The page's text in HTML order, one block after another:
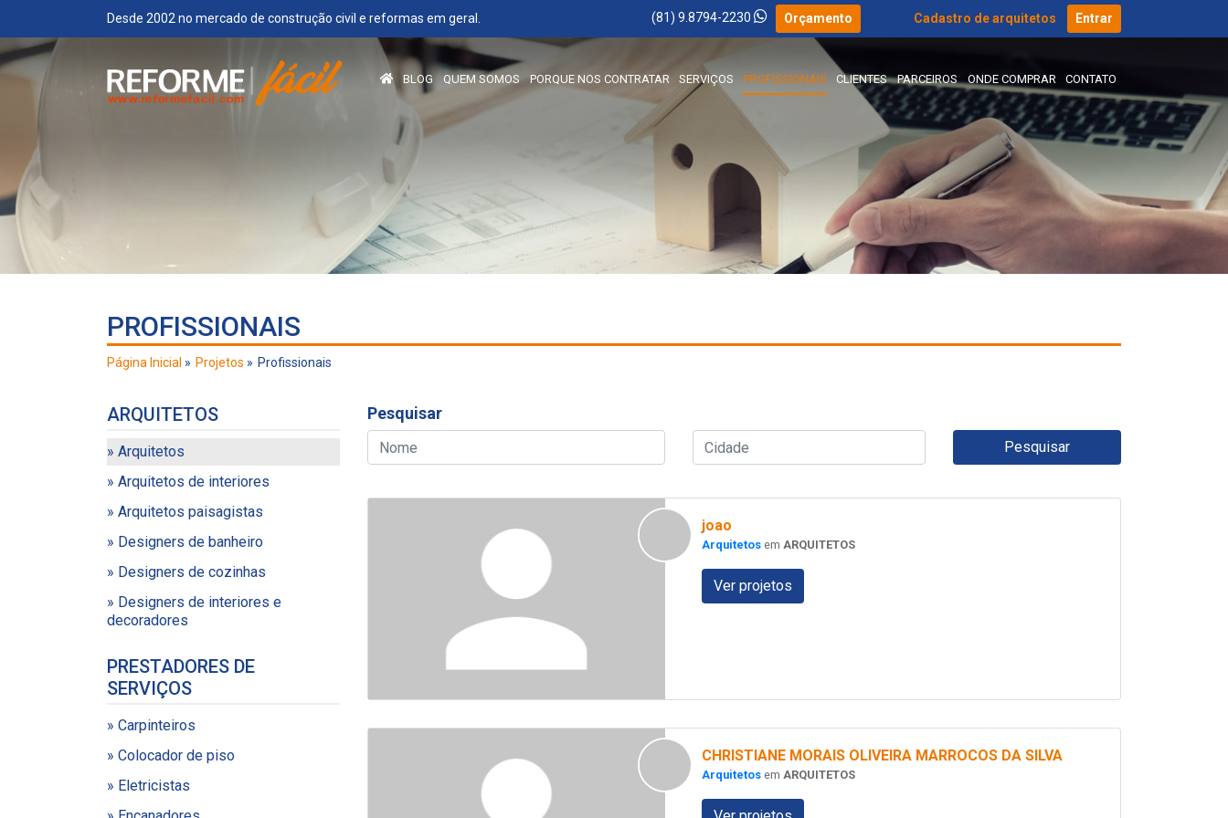
Desde 2002 no mercado de construção civil e reformas em geral. (81) 9.8794-2230 Orçamento Cadastro de arquitetos Entrar
BLOG QUEM SOMOS PORQUE NOS CONTRATAR SERVIÇOS PROFISSIONAIS CLIENTES PARCEIROS ONDE COMPRAR CONTATO
PROFISSIONAIS
Página Inicial Projetos Profissionais
ARQUITETOS
» Arquitetos
» Arquitetos de interiores
» Arquitetos paisagistas
» Designers de banheiro
» Designers de cozinhas
» Designers de interiores e
decoradores
PRESTADORES DE
SERVIÇOS
» Carpinteiros
» Colocador de piso
» Eletricistas
Pesquisar
Pesquisar
joao
Arquitetos emARQUITETOS
Ver projetos
CHRISTIANE MORAIS OLIVEIRA MARROCOS DA SILVA
Arquitetos em ARQUITETOS